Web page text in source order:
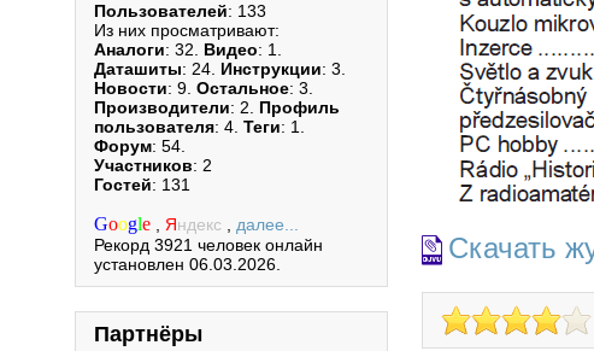
Пользователей: 133
Из них просматривают:
Аналоги: 32. Видео: 1.
Даташиты: 24. Инструкции: 3.
Новости: 9. Остальное: 3.
Производители: 2. Профиль
пользователя: 4. Теги: 1.
Форум: 54.
Участников: 2
Гостей: 131
Google Яндекс
далее...
Рекорд 3921 человек онлайн
установлен 06.03.2026.
Партнёры
Скачать